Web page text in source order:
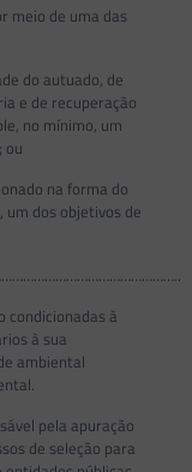
meio de uma das
do autuado, de
e de recuperação
no mínimo, um
ou
na forma do
um dos objetivos de
condicionadas à
à sua
ambiental
pela apuração
de seleção para